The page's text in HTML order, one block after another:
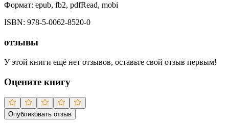
Формат: epub, fb2, pdfRead, mobi
ISBN: 978-5-0062-8520-0
отзывы
У этой книги ещё нет отзывов, оставьте свой отзыв первым!
Оцените книгу
Опубликовать отзыв